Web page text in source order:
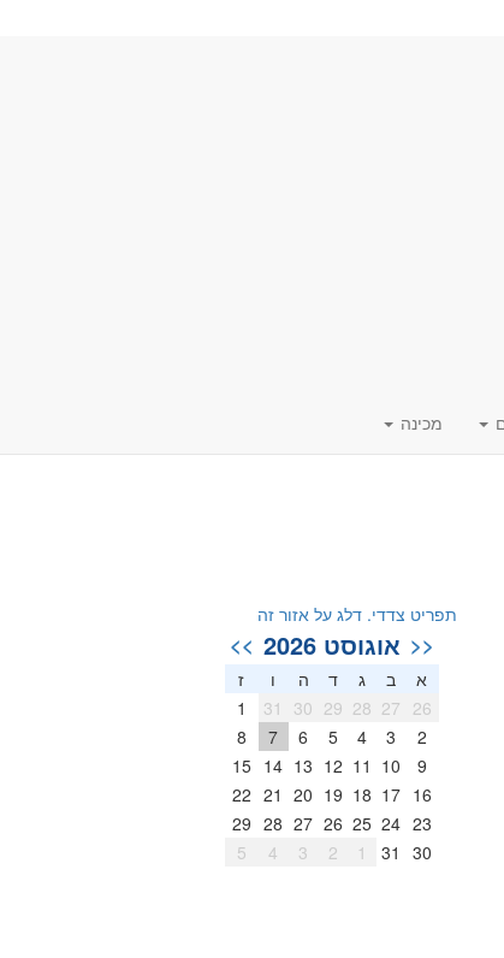
מכינה
תפריט צדדי. דלג על אזור זה
<< אוגוסט 2026 >>
א ב ג ד ה ו
ז
26
27
28
29
30
31
1
2
3
4
5
6
7
8
9
10
11
12
13
14
15
16
17
18
19
20
21
22
23
24
25
26
27
28
29
30
31
1
2
3
4
5